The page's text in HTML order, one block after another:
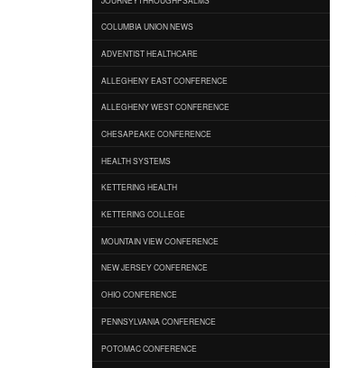
COLUMBIA UNION NEWS
ADVENTIST HEALTHCARE
ALLEGHENY EAST CONFERENCE
ALLEGHENY WEST CONFERENCE
CHESAPEAKE CONFERENCE
HEALTH SYSTEMS
KETTERING HEALTH
KETTERING COLLEGE
MOUNTAIN VIEW CONFERENCE
NEW JERSEY CONFERENCE
OHIO CONFERENCE
PENNSYLVANIA CONFERENCE
POTOMAC CONFERENCE